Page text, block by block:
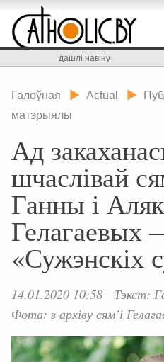
дашлі навіну
Галоўная Actual
матэрыялы
Ад
шчаслівай
Ганны і
Гелагаевых
«Сужэнскіх
14.01.2020 10:58 Тэкст:
Фота: з архіву сям’і